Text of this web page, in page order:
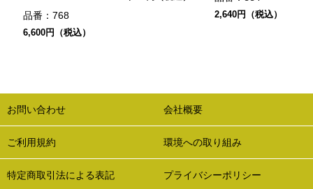
品番： 768
6,600円（税込）
2,640円（税込）
お問い合わせ 会社概要
ご利用規約 環境への取り組み
特定商取引法による表記 プライバシーポリシー